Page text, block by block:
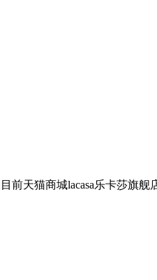
天猫商城lacasa乐卡莎旗